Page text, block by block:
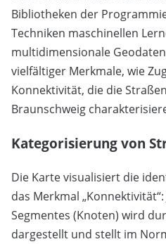
Bibliotheken der
Techniken maschinellen
multidimensionale
vielfältiger Merkmale, wie
Konnektivität, die die
Braunschweig
Kategorisierung von
Die Karte visualisiert die
das Merkmal „Konnektivität“:
Segmentes (Knoten) wird
dargestellt und stellt im